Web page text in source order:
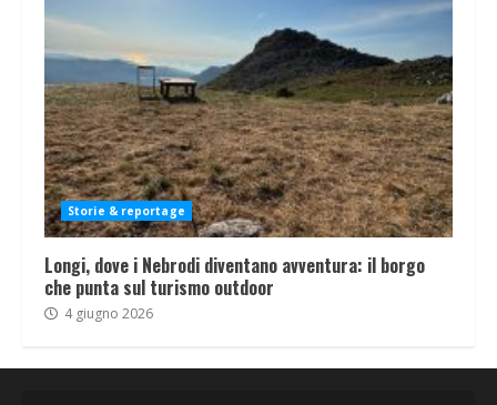
Storie & reportage
Longi, dove i Nebrodi diventano avventura: il borgo
che punta sul turismo outdoor
4 giugno 2026